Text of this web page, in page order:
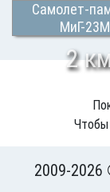
Самолет-
МиГ-
2
Чтобы
2009-2026